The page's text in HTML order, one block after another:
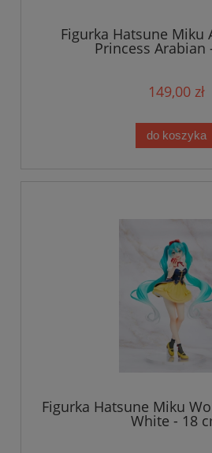
Figurka Hatsune Miku
Princess Arabian
149,00 zł
do koszyka
Figurka Hatsune Miku
White - 18